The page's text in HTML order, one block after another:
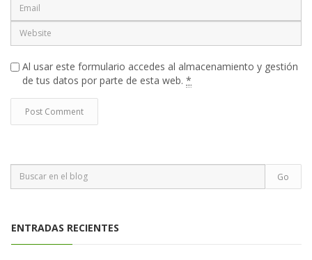
Al usar este formulario accedes al almacenamiento y gestión
de tus datos por parte de esta web. *
ENTRADAS RECIENTES